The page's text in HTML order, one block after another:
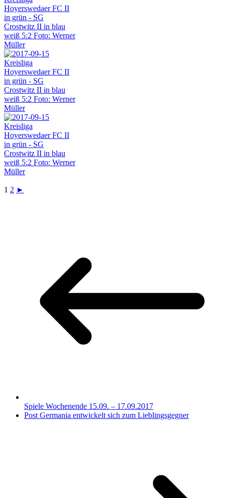
1 2 ►
Spiele Wochenende 15.09. – 17.09.2017
Post Germania entwickelt sich zum Lieblingsgegner